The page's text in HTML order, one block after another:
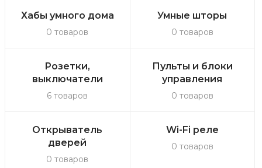
Хабы умного дома
0 товаров
Умные шторы
0 товаров
Розетки,
выключатели
6 товаров
Пульты и блоки
управления
0 товаров
Открыватель
дверей
0 товаров
Wi-Fi реле
0 товаров